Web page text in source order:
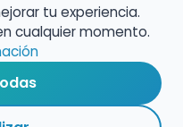
de empleo
tu experiencia.
cualquier momento.